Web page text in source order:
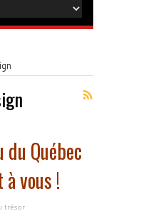
du Québec
vous !
trésor